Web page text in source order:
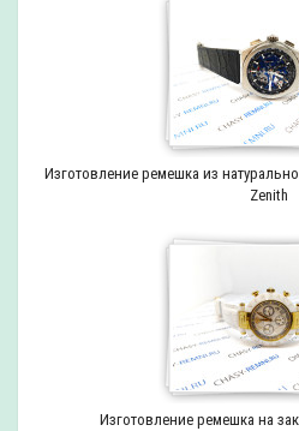
Изготовление ремешка из
Zenith
Изготовление ремешка на